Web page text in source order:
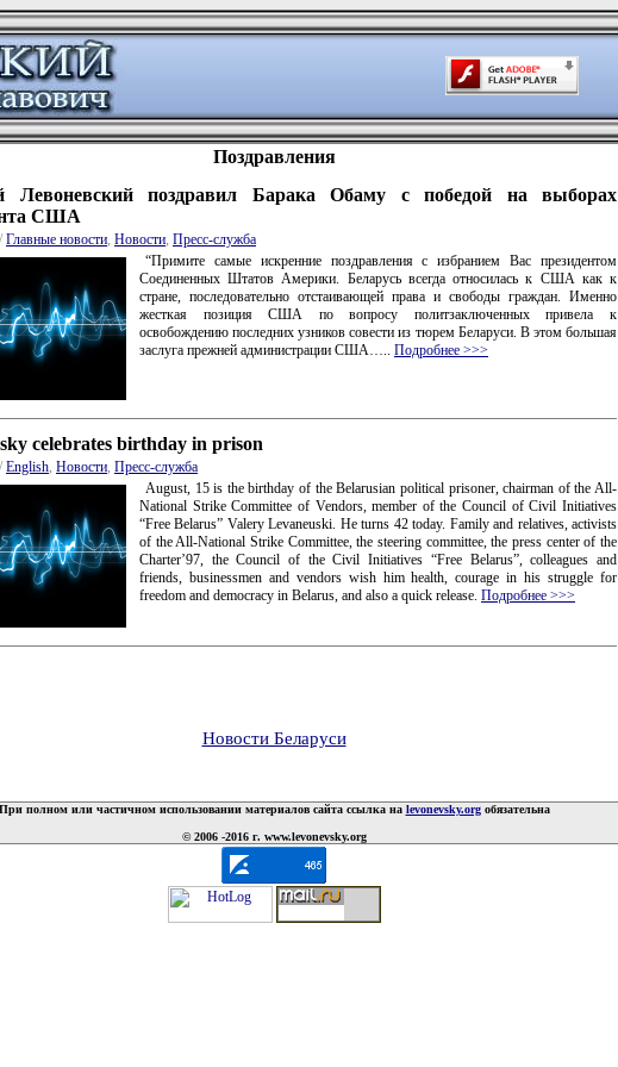
Поздравления
Левоневский поздравил Барака Обаму с победой на выборах
США
Главные новости Новости Пресс-служба
“Примите самые искренние поздравления с избранием Вас президентом
Соединенных Штатов Америки. Беларусь всегда относилась к США как к
стране, последовательно отстаивающей права и свободы граждан. Именно
жесткая позиция США по вопросу политзаключенных привела к
освобождению последних узников совести из тюрем Беларуси. В этом большая
заслуга прежней администрации США….. Подробнее >>>
celebrates birthday in prison
English Новости Пресс-служба
August, 15 is the birthday of the Belarusian political prisoner, chairman of the All-
National Strike Committee of Vendors, member of the Council of Civil Initiatives
“Free Belarus” Valery Levaneuski. He turns 42 today. Family and relatives, activists
of the All-National Strike Committee, the steering committee, the press center of the
Charter’97, the Council of the Civil Initiatives “Free Belarus”, colleagues and
friends, businessmen and vendors wish him health, courage in his struggle for
freedom and democracy in Belarus, and also a quick release. Подробнее >>>
Новости Беларуси
При полном или частичном использовании материалов сайта ссылка на levonevsky.orgобязательна
© 2006 -2016 г. www.levonevsky.org